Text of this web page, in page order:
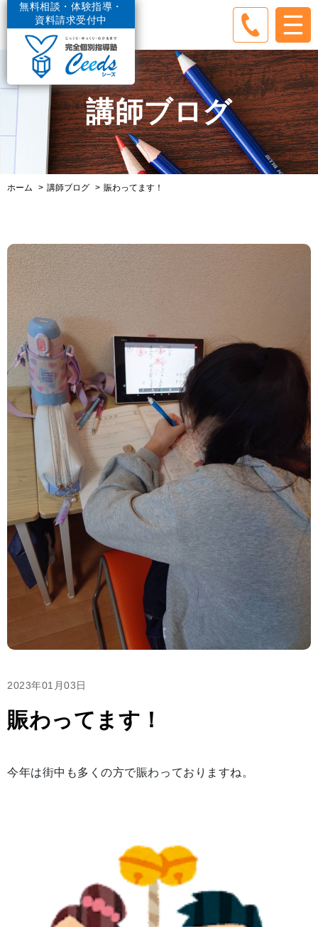
無料相談・体験指導・
資料請求受付中
講師ブログ
ホーム 講師ブログ 賑わってます！
2023年01月03日
賑わってます！
今年は街中も多くの方で賑わっておりますね。